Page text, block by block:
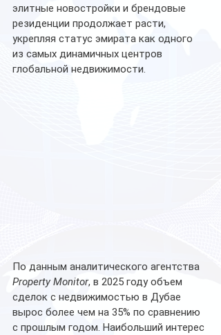
элитные новостройки и брендовые
резиденции продолжает расти,
укрепляя статус эмирата как одного
из самых динамичных центров
глобальной недвижимости.
По данным аналитического агентства
Property Monitor, в 2025 году объем
сделок с недвижимостью в Дубае
вырос более чем на 35% по сравнению
с прошлым годом. Наибольший интерес